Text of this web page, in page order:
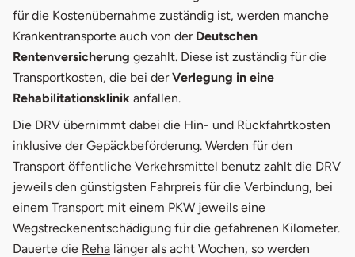
für die Kostenübernahme zuständig ist, werden manche
Krankentransporte auch von der Deutschen
Rentenversicherung gezahlt. Diese ist zuständig für die
Transportkosten, die bei derVerlegung in eine
Rehabilitationsklinik anfallen.
Die DRV übernimmt dabei die Hin- und Rückfahrtkosten
inklusive der Gepäckbeförderung. Werden für den
Transport öffentliche Verkehrsmittel benutz zahlt die DRV
jeweils den günstigsten Fahrpreis für die Verbindung, bei
einem Transport mit einem PKW jeweils eine
Wegstreckenentschädigung für die gefahrenen Kilometer.
Dauerte die Reha länger als acht Wochen, so werden